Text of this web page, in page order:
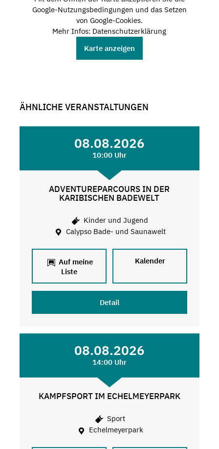
Google-Nutzungsbedingungen und das Setzen
von Google-Cookies.
Mehr Infos: Datenschutzerklärung
Karte anzeigen
ÄHNLICHE VERANSTALTUNGEN
08.08.2026
10:00 Uhr
ADVENTUREPARCOURS IN DER
KARIBISCHEN BADEWELT
Kinder und Jugend
Calypso Bade- und Saunawelt
Auf meine
Liste
Kalender
Detail
08.08.2026
14:00 Uhr
KAMPFSPORT IM ECHELMEYERPARK
Sport
Echelmeyerpark